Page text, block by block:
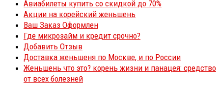
Авиабилеты купить со скидкой до 70%
Акции на корейский женьшень
Ваш Заказ Оформлен
Где микрозайм и кредит срочно?
Добавить Отзыв
Доставка женьшеня по Москве, и по России
Женьшень что это? корень жизни и панацея: средство
от всех болезней